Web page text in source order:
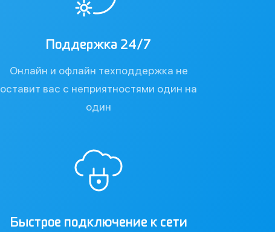
Поддержка 24/7
Онлайн и офлайн техподдержка не
оставит вас с неприятностями один на
один
Быстрое подключение к сети